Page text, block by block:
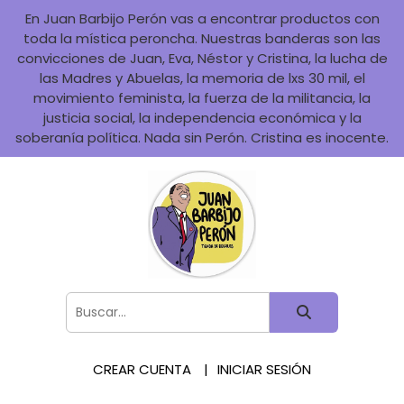
En Juan Barbijo Perón vas a encontrar productos con
toda la mística peroncha. Nuestras banderas son las
convicciones de Juan, Eva, Néstor y Cristina, la lucha de
las Madres y Abuelas, la memoria de lxs 30 mil, el
movimiento feminista, la fuerza de la militancia, la
justicia social, la independencia económica y la
soberanía política. Nada sin Perón. Cristina es inocente.
CREAR CUENTA INICIAR SESIÓN